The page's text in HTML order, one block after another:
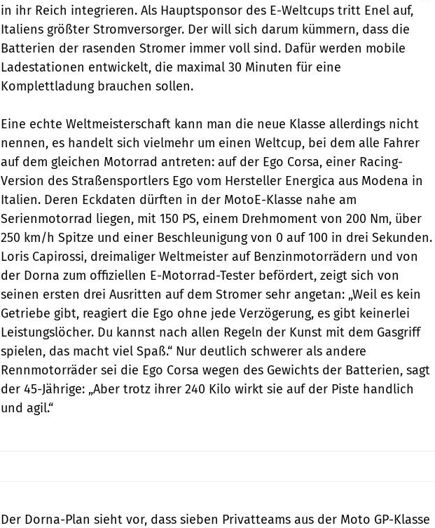
in ihr Reich inte­grieren. Als Hauptsponsor des E-Weltcups tritt Enel auf,
Italiens größter Stromversorger. Der will sich darum kümmern, dass die
Batterien der rasenden Stromer immer voll sind. Dafür werden mobile
Ladestationen entwickelt, die maximal 30 Minuten für eine
Komplettladung brauchen sollen.
Eine echte Weltmeisterschaft kann man die neue Klasse allerdings nicht
nennen, es handelt sich vielmehr um einen Weltcup, bei dem alle Fahrer
auf dem gleichen Motorrad antreten: auf der Ego Corsa, einer Racing-
Version des Straßensportlers Ego vom Hersteller Energica aus Modena in
Italien. Deren Eckdaten dürften in der MotoE-Klasse nahe am
Serienmotorrad liegen, mit 150 PS, einem Drehmoment von 200 Nm, über
250 km/h Spitze und einer Beschleunigung von 0 auf 100 in drei Sekunden.
Loris Capirossi, dreimaliger Weltmeister auf Benzinmotorrädern und von
der Dorna zum offiziellen E-Motorrad-Tester befördert, zeigt sich von
seinen ersten drei Ausritten auf dem Stromer sehr angetan: „Weil es kein
Getriebe gibt, reagiert die Ego ohne jede Verzögerung, es gibt keinerlei
Leistungslöcher. Du kannst nach allen Regeln der Kunst mit dem Gasgriff
spielen, das macht viel Spaß.“ Nur deutlich schwerer als andere
Rennmotorräder sei die Ego Corsa wegen des Gewichts der Batterien, sagt
der 45-Jährige: „Aber trotz ihrer 240 Kilo wirkt sie auf der Piste handlich
und agil.“
Der Dorna-Plan sieht vor, dass sieben Privatteams aus der Moto GP-Klasse